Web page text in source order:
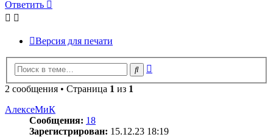
Ответить
Версия для печати
Поиск
2 сообщения • Страница 1 из 1
АлексеМиК
Сообщения: 18
Зарегистрирован: 15.12.23 18:19